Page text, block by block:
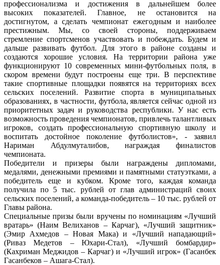
профессионализма и достижения в дальнейшем более
высоких показателей. Главное, не остановится на
достигнутом, а сделать чемпионат ежегодным и наиболее
престижным. Мы, со своей стороны, поддерживаем
стремление спортсменов участвовать и побеждать. Будем и
дальше развивать футбол. Для этого в районе созданы и
создаются хорошие условия. На территории района уже
функционируют 10 современных мини-футбольных поля, в
скором времени будут построены еще три. В перспективе
такие спортивные площадки появятся на территориях всех
сельских поселений. Развитие спорта в муниципальных
образованиях, в частности, футбола, является сейчас одной из
приоритетных задач и руководства республики. У нас есть
возможность проведения чемпионатов, привлечь талантливых
игроков, создать профессиональную спортивную школу и
воспитать достойное поколение футболистов», - заявил
Нариман Абдулмуталибов, награждая финалистов
чемпионата.
Победители и призеры были награждены дипломами,
медалями, денежными премиями и памятными статуэтками, а
победитель еще и кубком. Кроме того, каждая команда
получила по 5 тыс. рублей от глав администраций своих
сельских поселений, а команда-победитель – 10 тыс. рублей от
Главы района.
Специальные призы были вручены по номинациям «Лучший
вратарь» (Наим Велиханов – Карчаг), «Лучший защитник»
(Эмир Ахмедов – Новая Мака) и «Лучший нападающий»
(Риваз Медетов – Юхари-Стал), «Лучший бомбардир»
(Кахриман Меджидов – Карчаг) и «Лучший игрок» (Гасанбек
Гасанбеков – Ашага-Стал).